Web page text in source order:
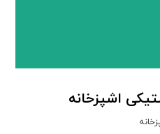
اشپزخانه